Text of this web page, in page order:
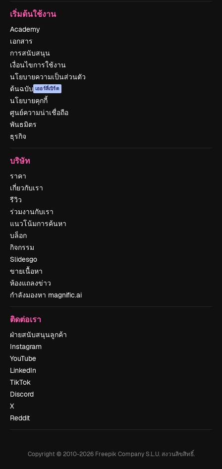
เริ่มต้นใช้งาน
Academy
เอกสาร
การสนับสนุน
เงื่อนไขการใช้งาน
นโยบายความเป็นส่วนตัว
ต้นฉบับ เออร์ลี่เบิร์ด
นโยบายคุกกี้
ศูนย์ความน่าเชื่อถือ
พันธมิตร
ธุรกิจ
บริษัท
ราคา
เกี่ยวกับเรา
รีวิว
ร่วมงานกับเรา
แนวโน้มการค้นหา
บล็อก
กิจกรรม
Slidesgo
ขายเนื้อหา
ห้องแถลงข่าว
กำลังมองหา magnific.ai
ติดต่อเรา
ฝ่ายสนับสนุนลูกค้า
Instagram
YouTube
LinkedIn
TikTok
Discord
X
Reddit
Copyright © 2010-2026Freepik Company S.L.U. สงวนลิขสิทธิ์.